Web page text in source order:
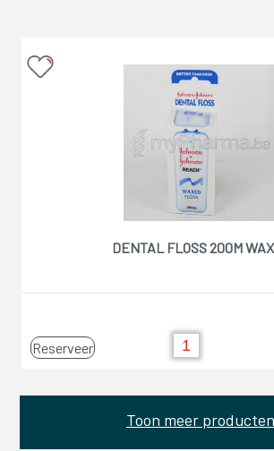
DENTAL FLOSS 200M
Reserveer
Toon meer producten